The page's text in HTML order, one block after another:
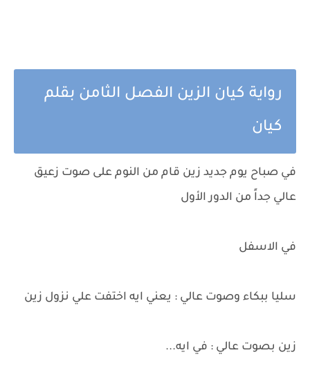
رواية كيان الزين الفصل الثامن بقلم
كيان
في صباح يوم جديد زين قام من النوم على صوت زعيق
عالي جداً من الدور الأول
في الاسفل
سليا ببكاء وصوت عالي : يعني ايه اختفت علي نزول زين
زين بصوت عالي : في ايه...